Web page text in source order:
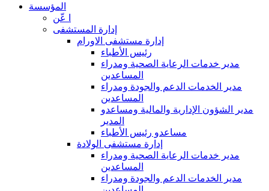
المؤسسة
ا عّن
إدارة المستشفى
إدارة مستشفى الاورام
رئيس الأطباء
مدير خدمات الرعاية الصحية ومدراء
المساعدين
مدير الخدمات الدعم والجودة ومدراء
المساعدين
مدير الشؤون الإدارية والمالية ومساعدو
المدير
مساعدو رئيس الأطباء
إدارة مستشفى الولادة
مدير خدمات الرعاية الصحية ومدراء
المساعدين
مدير الخدمات الدعم والجودة ومدراء